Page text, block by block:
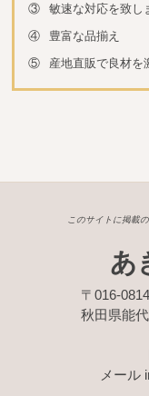
③
敏速な対応を致し
④
豊富な品揃え
⑤
産地直販で良材を
このサイトに掲載
あ
〒016-0814
秋田県能
メール